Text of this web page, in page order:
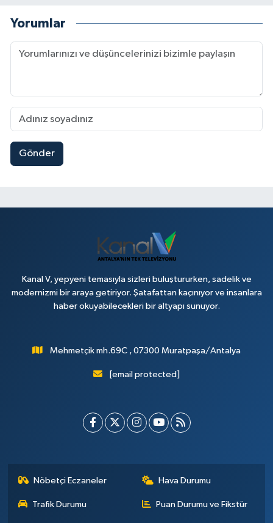
Yorumlar
Gönder
Kanal V, yepyeni temasıyla sizleri buluştururken, sadelik ve
modernizmi bir araya getiriyor. Şatafattan kaçınıyor ve insanlara
haber okuyabilecekleri bir altyapı sunuyor.
Mehmetçik mh.69C , 07300 Muratpaşa/Antalya
[email protected]
Nöbetçi Eczaneler Hava Durumu
Trafik Durumu Puan Durumu ve Fikstür